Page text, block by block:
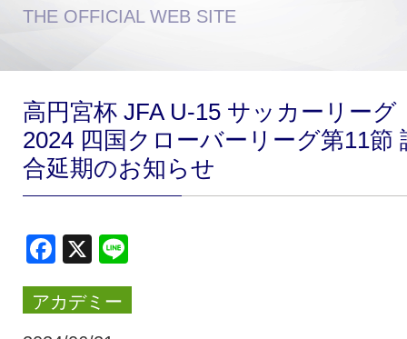
試合日程・結果 アクセス
クラブ・会社情報 レディース
THE OFFICIAL WEB SITE
高円宮杯 JFA U-15 サッカーリーグ
2024 四国クローバーリーグ第11節
合延期のお知らせ
Facebook
X
アカデミー